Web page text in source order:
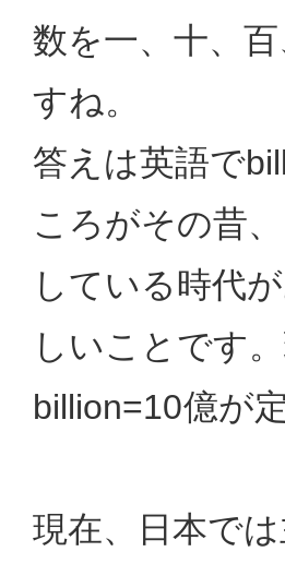
数を一、十、
すね。
答えは英語で
ころがその昔
している時代
しいことです
billion=10億が
現在、日本で